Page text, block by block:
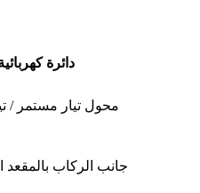
دائرة
2016-2018: محول تيار مستمر
2016-2018: جانب الركاب